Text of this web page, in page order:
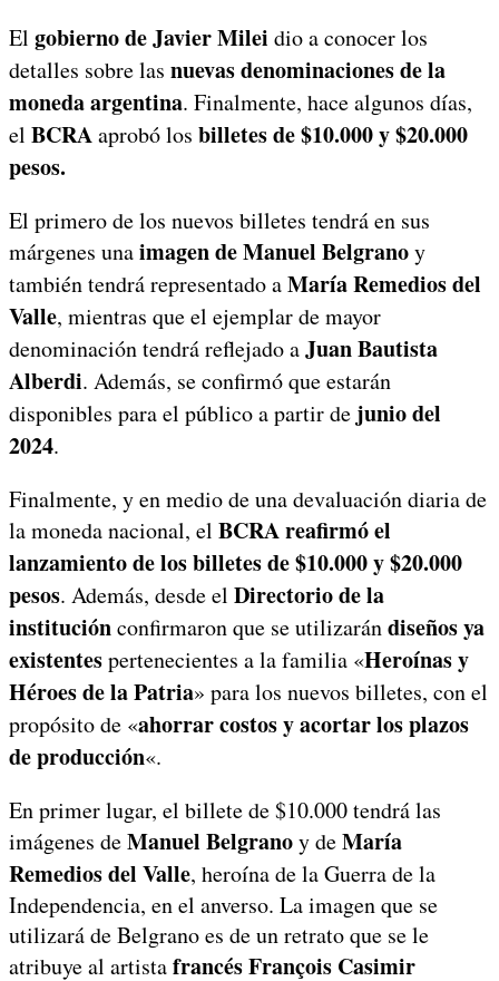
El gobierno de Javier Milei dio a conocer los
detalles sobre las nuevas denominaciones de la
moneda argentina. Finalmente, hace algunos días,
el BCRAaprobó los billetes de $10.000 y $20.000
pesos.
El primero de los nuevos billetes tendrá en sus
márgenes unaimagen de Manuel Belgranoy
también tendrá representado aMaría Remedios del
Valle, mientras que el ejemplar de mayor
denominación tendrá reflejado aJuan Bautista
Alberdi. Además, se confirmó que estarán
disponibles para el público a partir de junio del
2024.
Finalmente, y en medio de una devaluación diaria de
la moneda nacional, el BCRA reafirmó el
lanzamiento de los billetes de $10.000 y $20.000
pesos. Además, desde el Directorio de la
instituciónconfirmaron que se utilizarándiseños ya
existentespertenecientes a la familia «Heroínas y
Héroes de la Patria» para los nuevos billetes, con el
propósito de «ahorrar costos y acortar los plazos
de producción«.
En primer lugar, el billete de $10.000 tendrá las
imágenes deManuel Belgranoy deMaría
Remedios del Valle, heroína de la Guerra de la
Independencia, en el anverso. La imagen que se
utilizará de Belgrano es de un retrato que se le
atribuye al artistafrancés François Casimir